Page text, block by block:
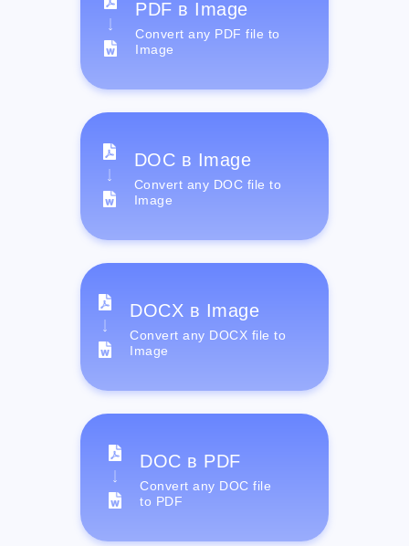
PDF в Image
Convert any PDF file to
Image
DOC в Image
Convert any DOC file to
Image
DOCX в Image
Convert any DOCX file to
Image
DOC в PDF
Convert any DOC file
to PDF